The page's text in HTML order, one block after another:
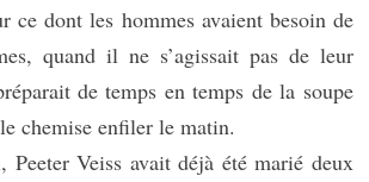
ce dont les hommes avaient besoin de
quand il ne s’agissait pas de leur
de temps en temps de la soupe
chemise enfiler le matin.
Veiss avait déjà été marié deux